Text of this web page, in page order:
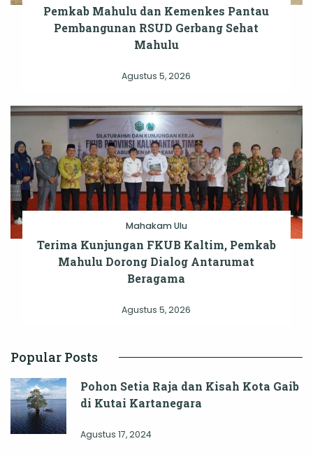
Pemkab Mahulu dan Kemenkes Pantau
Pembangunan RSUD Gerbang Sehat
Mahulu
Agustus 5, 2026
Mahakam Ulu
Terima Kunjungan FKUB Kaltim, Pemkab
Mahulu Dorong Dialog Antarumat
Beragama
Agustus 5, 2026
Popular Posts
Pohon Setia Raja dan Kisah Kota Gaib
di Kutai Kartanegara
Agustus 17, 2024